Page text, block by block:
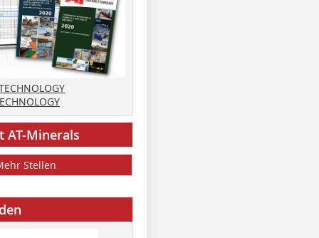
AT-Minerals
Stellen